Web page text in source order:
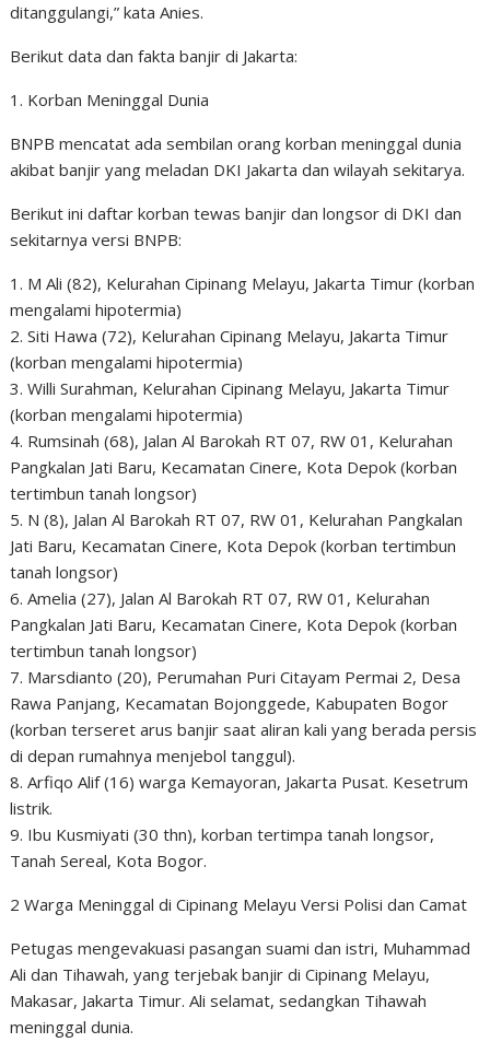
ditanggulangi,” kata Anies.
Berikut data dan fakta banjir di Jakarta:
1. Korban Meninggal Dunia
BNPB mencatat ada sembilan orang korban meninggal dunia
akibat banjir yang meladan DKI Jakarta dan wilayah sekitarya.
Berikut ini daftar korban tewas banjir dan longsor di DKI dan
sekitarnya versi BNPB:
1. M Ali (82), Kelurahan Cipinang Melayu, Jakarta Timur (korban
mengalami hipotermia)
2. Siti Hawa (72), Kelurahan Cipinang Melayu, Jakarta Timur
(korban mengalami hipotermia)
3. Willi Surahman, Kelurahan Cipinang Melayu, Jakarta Timur
(korban mengalami hipotermia)
4. Rumsinah (68), Jalan Al Barokah RT 07, RW 01, Kelurahan
Pangkalan Jati Baru, Kecamatan Cinere, Kota Depok (korban
tertimbun tanah longsor)
5. N (8), Jalan Al Barokah RT 07, RW 01, Kelurahan Pangkalan
Jati Baru, Kecamatan Cinere, Kota Depok (korban tertimbun
tanah longsor)
6. Amelia (27), Jalan Al Barokah RT 07, RW 01, Kelurahan
Pangkalan Jati Baru, Kecamatan Cinere, Kota Depok (korban
tertimbun tanah longsor)
7. Marsdianto (20), Perumahan Puri Citayam Permai 2, Desa
Rawa Panjang, Kecamatan Bojonggede, Kabupaten Bogor
(korban terseret arus banjir saat aliran kali yang berada persis
di depan rumahnya menjebol tanggul).
8. Arfiqo Alif (16) warga Kemayoran, Jakarta Pusat. Kesetrum
listrik.
9. Ibu Kusmiyati (30 thn), korban tertimpa tanah longsor,
Tanah Sereal, Kota Bogor.
2 Warga Meninggal di Cipinang Melayu Versi Polisi dan Camat
Petugas mengevakuasi pasangan suami dan istri, Muhammad
Ali dan Tihawah, yang terjebak banjir di Cipinang Melayu,
Makasar, Jakarta Timur. Ali selamat, sedangkan Tihawah
meninggal dunia.